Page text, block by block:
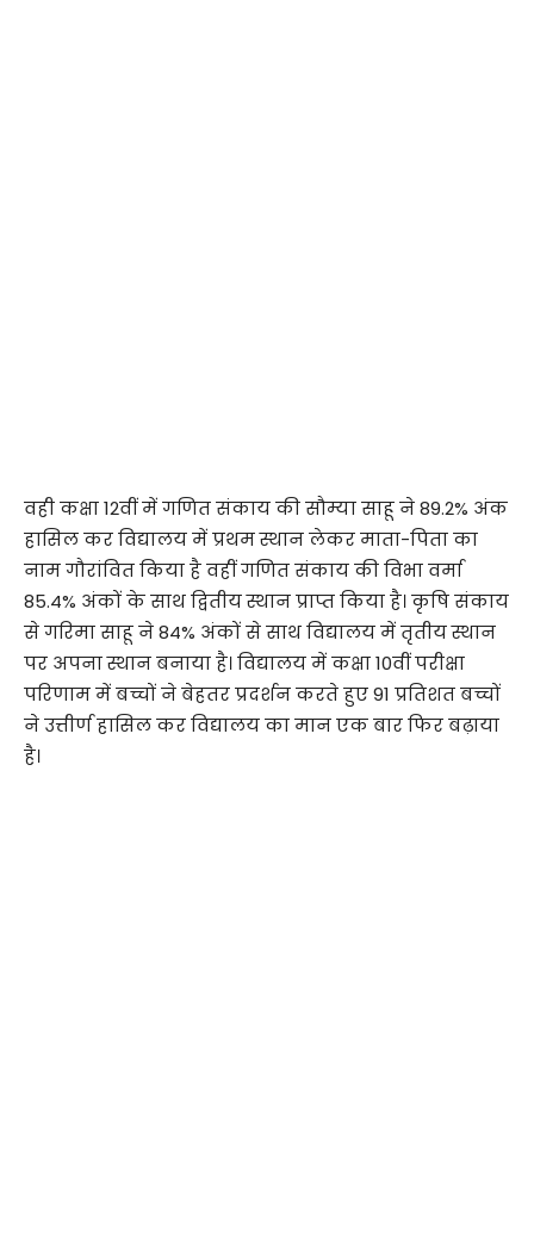
वही कक्षा 12वीं में गणित संकाय की सौम्या साहू ने 89.2% अंक
हासिल कर विद्यालय में प्रथम स्थान लेकर माता-पिता का
नाम गौरांवित किया है वहीं गणित संकाय की विभा वर्मा
85.4% अंकों के साथ द्वितीय स्थान प्राप्त किया है। कृषि संकाय
से गरिमा साहू ने 84% अंकों से साथ विद्यालय में तृतीय स्थान
पर अपना स्थान बनाया है। विद्यालय में कक्षा 10वीं परीक्षा
परिणाम में बच्चों ने बेहतर प्रदर्शन करते हुए 91 प्रतिशत बच्चों
ने उत्तीर्ण हासिल कर विद्यालय का मान एक बार फिर बढ़ाया
है।